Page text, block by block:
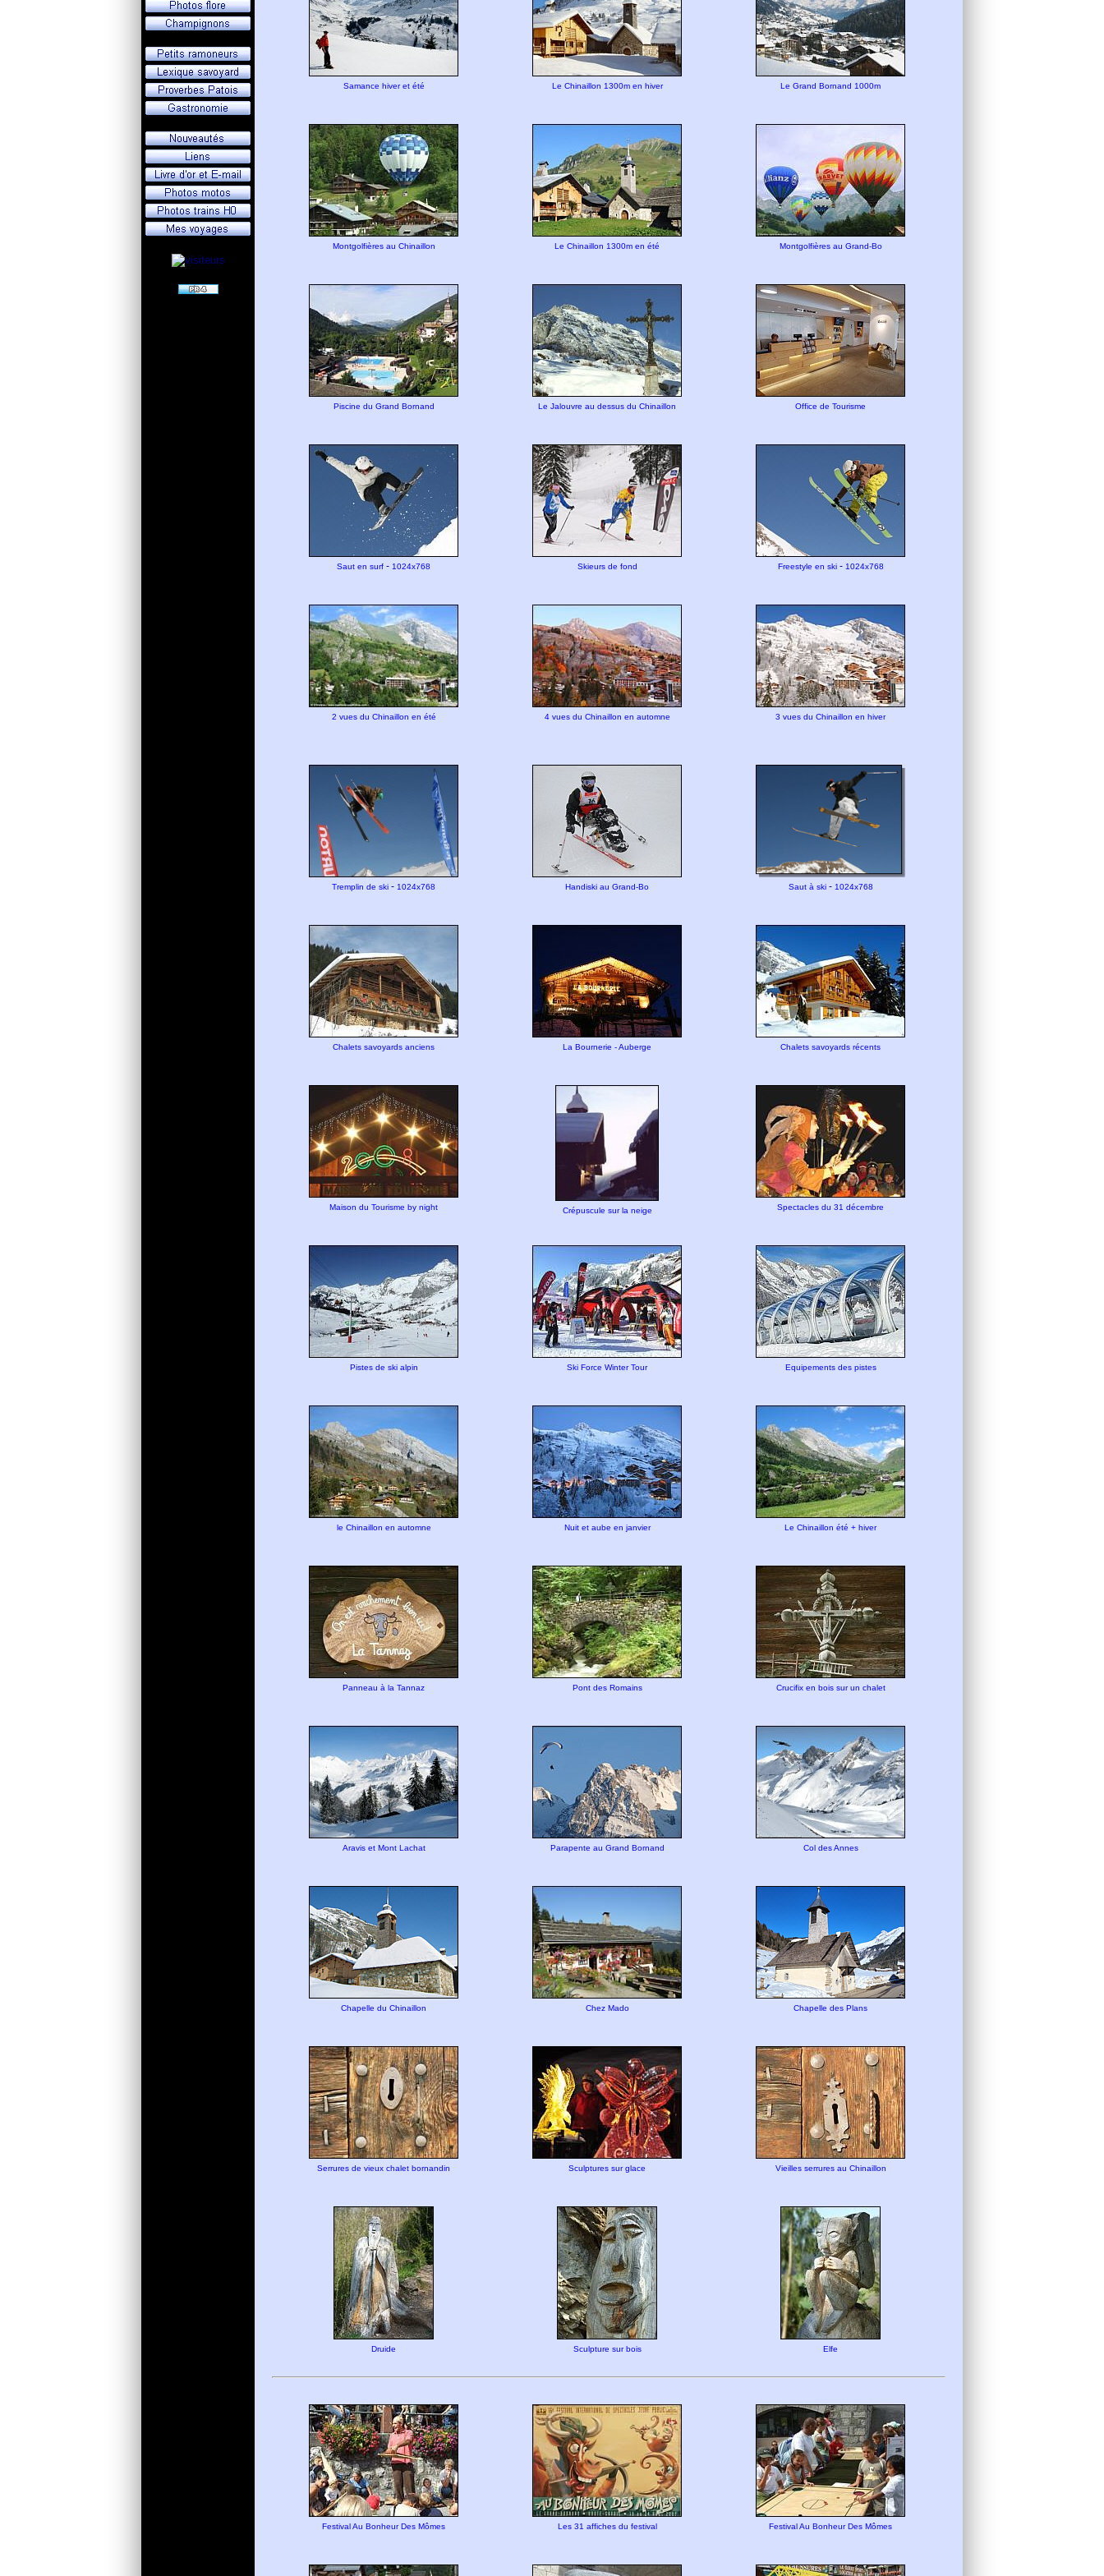
Samance hiver et été Le Chinaillon 1300m en hiver Le Grand Bornand 1000m
Montgolfières au Chinaillon Le Chinaillon 1300m en été Montgolfières au Grand-Bo
Piscine du Grand Bornand Le Jalouvre au dessus du Chinaillon Office de Tourisme
Saut en surf - 1024x768 Skieurs de fond Freestyle en ski- 1024x768
2 vues du Chinaillon en été 4 vues du Chinaillon en automne 3 vues du Chinaillon en hiver
Tremplin de ski - 1024x768 Handiski au Grand-Bo Saut à ski- 1024x768
Chalets savoyards anciens La Bournerie - Auberge Chalets savoyards récents
Maison du Tourisme by night Crépuscule sur la neige Spectacles du 31 décembre
Pistes de ski alpin Ski Force Winter Tour Equipements des pistes
le Chinaillon en automne Nuit et aube en janvier Le Chinaillon été + hiver
Panneau à la Tannaz Pont des Romains Crucifix en bois sur un chalet
Aravis et Mont Lachat Parapente au Grand Bornand Col des Annes
Chapelle du Chinaillon Chez Mado Chapelle des Plans
Serrures de vieux chalet bornandin Sculptures sur glace Vieilles serrures au Chinaillon
Druide Sculpture sur bois Elfe
Festival Au Bonheur Des Mômes Les 31 affiches du festival Festival Au Bonheur Des Mômes